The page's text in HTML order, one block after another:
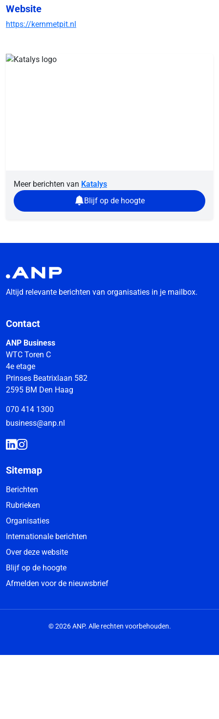
Website
https://kernmetpit.nl
Meer berichten van Katalys
Blijf op de hoogte
Altijd relevante berichten van organisaties in je mailbox.
Contact
ANP Business
WTC Toren C
4e etage
Prinses Beatrixlaan 582
2595 BM Den Haag
070 414 1300
business@anp.nl
Sitemap
Berichten
Rubrieken
Organisaties
Internationale berichten
Over deze website
Blijf op de hoogte
Afmelden voor de nieuwsbrief
© 2026 ANP. Alle rechten voorbehouden.